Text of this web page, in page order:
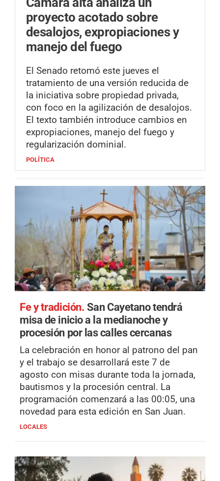
proyecto acotado sobre
desalojos, expropiaciones y
manejo del fuego
El Senado retomó este jueves el
tratamiento de una versión reducida de
la iniciativa sobre propiedad privada,
con foco en la agilización de desalojos.
El texto también introduce cambios en
expropiaciones, manejo del fuego y
regularización dominial.
POLÍTICA
Fe y tradición. San Cayetano tendrá
misa de inicio a la medianoche y
procesión por las calles cercanas
La celebración en honor al patrono del pan
y el trabajo se desarrollará este 7 de
agosto con misas durante toda la jornada,
bautismos y la procesión central. La
programación comenzará a las 00:05, una
novedad para esta edición en San Juan.
LOCALES